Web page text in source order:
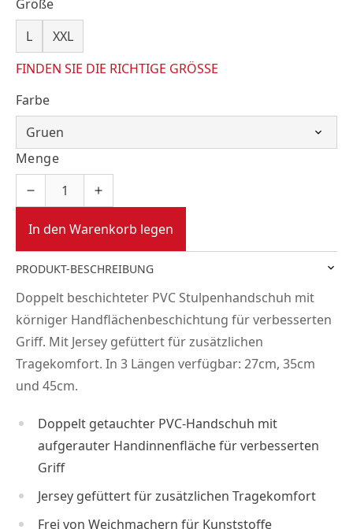
Größe
L
XXL
FINDEN SIE DIE RICHTIGE GRÖSSE
Farbe
Menge
In den Warenkorb legen
PRODUKT-BESCHREIBUNG
Doppelt beschichteter PVC Stulpenhandschuh mit
körniger Handflächenbeschichtung für verbesserten
Griff. Mit Jersey gefüttert für zusätzlichen
Tragekomfort. In 3 Längen verfügbar: 27cm, 35cm
und 45cm.
Doppelt getauchter PVC-Handschuh mit
aufgerauter Handinnenfläche für verbesserten
Griff
Jersey gefüttert für zusätzlichen Tragekomfort
Frei von Weichmachern für Kunststoffe